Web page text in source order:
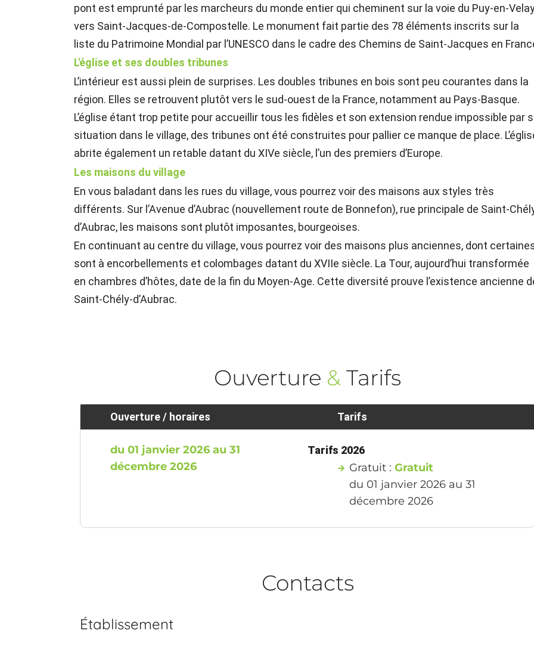
pont est emprunté par les marcheurs du monde entier qui cheminent sur la voie du Puy-en-
vers Saint-Jacques-de-Compostelle. Le monument fait partie des 78 éléments inscrits sur la
liste du Patrimoine Mondial par l’UNESCO dans le cadre des Chemins de Saint-Jacques en
L'église et ses doubles tribunes
L’intérieur est aussi plein de surprises. Les doubles tribunes en bois sont peu courantes dans la
région. Elles se retrouvent plutôt vers le sud-ouest de la France, notamment au Pays-Basque.
L’église étant trop petite pour accueillir tous les fidèles et son extension rendue impossible par
situation dans le village, des tribunes ont été construites pour pallier ce manque de place.
abrite également un retable datant du XIVe siècle, l’un des premiers d’Europe.
Les maisons du village
En vous baladant dans les rues du village, vous pourrez voir des maisons aux styles très
différents. Sur l’Avenue d’Aubrac (nouvellement route de Bonnefon), rue principale de Saint-
d’Aubrac, les maisons sont plutôt imposantes, bourgeoises.
En continuant au centre du village, vous pourrez voir des maisons plus anciennes, dont
sont à encorbellements et colombages datant du XVIIe siècle. La Tour, aujourd’hui transformée
en chambres d’hôtes, date de la fin du Moyen-Age. Cette diversité prouve l’existence ancienne
Saint-Chély-d’Aubrac.
Ouverture & Tarifs
Ouverture / horaires
du 01 janvier 2026 au 31
décembre 2026
Tarifs
Tarifs 2026
Gratuit :Gratuit
du 01 janvier 2026 au 31
décembre 2026
Contacts
Établissement